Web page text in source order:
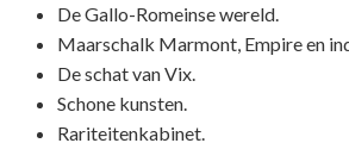
De Gallo-Romeinse wereld.
Maarschalk Marmont, Empire en
De schat van Vix.
Schone kunsten.
Rariteitenkabinet.